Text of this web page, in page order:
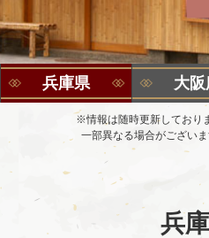
兵庫県 大阪
※情報は随時更新しており
一部異なる場合がござい
兵